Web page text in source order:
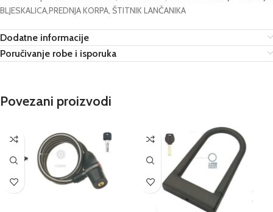
BLJESKALICA,PREDNJA KORPA, ŠTITNIK LANČANIKA
Dodatne informacije
Poručivanje robe i isporuka
Povezani proizvodi